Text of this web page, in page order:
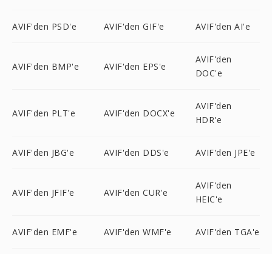
AVIF'den PSD'e AVIF'den GIF'e AVIF'den AI'e
AVIF'den BMP'e AVIF'den EPS'e
AVIF'den
DOC'e
AVIF'den PLT'e AVIF'den DOCX'e
AVIF'den
HDR'e
AVIF'den JBG'e AVIF'den DDS'e AVIF'den JPE'e
AVIF'den JFIF'e AVIF'den CUR'e
AVIF'den
HEIC'e
AVIF'den EMF'e AVIF'den WMF'e AVIF'den TGA'e